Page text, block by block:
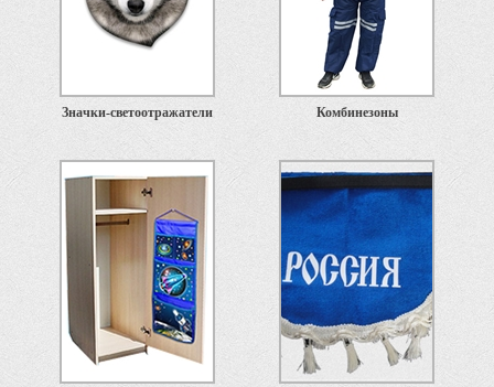
Значки-светоотражатели Комбинезоны